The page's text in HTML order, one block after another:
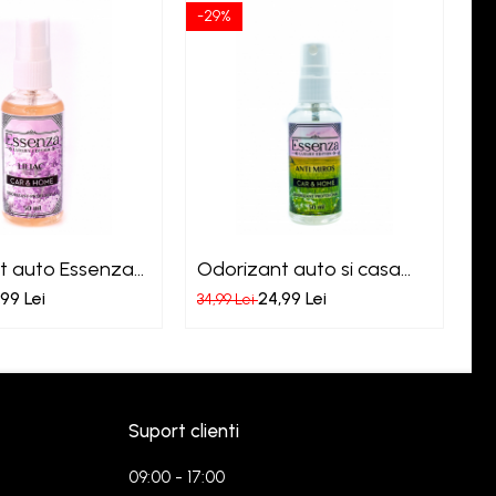
auto Essenza
Lei
-29%
Odorizant auto si casa
Essenza Anti Miros
34,99 Lei24,99 Lei
Suport clienti
09:00 - 17:00